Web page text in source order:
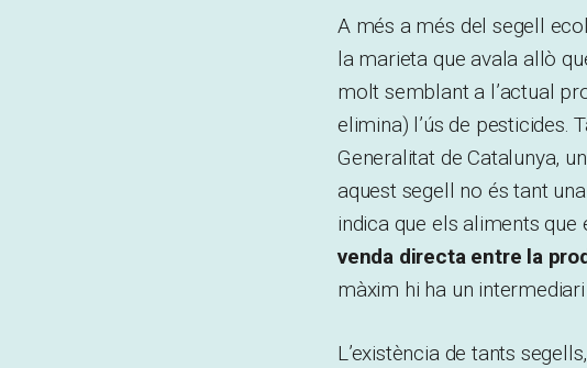
A més a més del segell
la marieta que avala allò
molt semblant a l’actual
elimina) l’ús de pesticides.
Generalitat de Catalunya,
aquest segell no és tant
indica que els aliments
venda directa entre la
màxim hi ha un
L’existència de tants